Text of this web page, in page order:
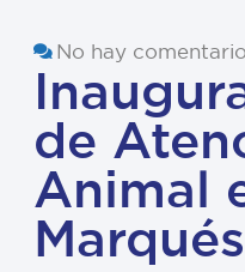
No hay
de
Animal
Marqués